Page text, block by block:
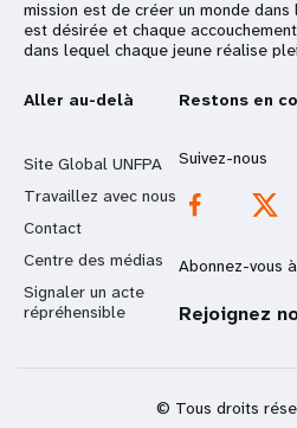
mission est de créer un monde
est désirée et chaque
dans lequel chaque jeune réalise
Aller au-delà
Site Global UNFPA
Travaillez avec nous
Contact
Centre des médias
Signaler un acte
répréhensible
Restons en
Suivez-nous
Abonnez-vous
Rejoignez
© Tous droits